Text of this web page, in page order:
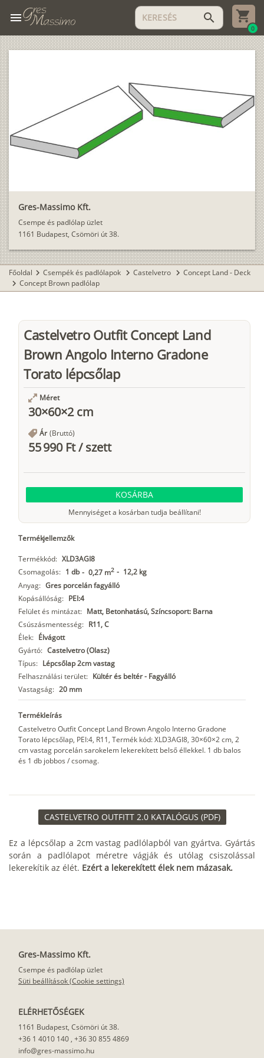
menu search
0
Gres-Massimo Kft.
Csempe és padlólap üzlet
1161 Budapest, Csömöri út 38.
Főoldal chevron_right Csempék és padlólapok chevron_right Castelvetro chevron_right Concept Land - Deck
chevron_right Concept Brown padlólap
Castelvetro Outfit Concept Land
Brown Angolo Interno Gradone
Torato lépcsőlap
Méret
30×60×2 cm
Ár (Bruttó)
55 990 Ft/szett
KOSÁRBA
Mennyiséget a kosárban tudja beállítani!
Termékjellemzők
Termékkód: XLD3AGI8
Csomagolás: 1 db - 0,27 m2 - 12,2 kg
Anyag: Gres porcelán fagyálló
Kopásállóság: PEI:4
Felület és mintázat: Matt, Betonhatású, Színcsoport: Barna
Csúszásmentesség: R11, C
Élek: Élvágott
Gyártó: Castelvetro (Olasz)
Típus: Lépcsőlap 2cm vastag
Felhasználási terület: Kültér és beltér - Fagyálló
Vastagság: 20 mm
Termékleírás
Castelvetro Outfit Concept Land Brown Angolo Interno Gradone
Torato lépcsőlap, PEI:4, R11, Termék kód: XLD3AGI8, 30×60×2 cm, 2
cm vastag porcelán sarokelem lekerekített belső éllekkel. 1 db balos
és 1 db jobbos / csomag.
CASTELVETRO OUTFITT 2.0 KATALÓGUS (PDF)
Ez a lépcsőlap a 2cm vastag padlólapból van gyártva. Gyártás
során a padlólapot méretre vágják és utólag csiszolással
lekerekítik az élét. Ezért a lekerekített élek nem mázasak.
Gres-Massimo Kft.
Csempe és padlólap üzlet
Süti beállítások (Cookie settings)
ELÉRHETŐSÉGEK
1161 Budapest, Csömöri út 38.
+36 1 4010 140, +36 30 855 4869
info@gres-massimo.hu